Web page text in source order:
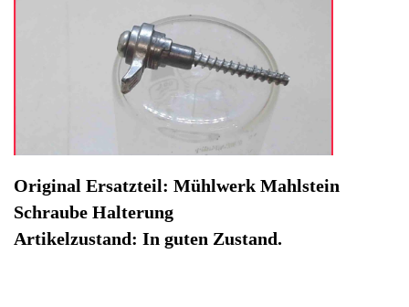
Herstellernummer: 132835
Produktart: Mühlwerk Mahlstein Schraube
Artikelzustand: Gebrauchteware
Mühlwerk Mahlstein Schraube Halterung Perfekta
ESAM5400.GD -2. Original Ersatzteil: Mühlwerk
Sofort lieferbar
Noch 1 Stück verfügbar / InStock